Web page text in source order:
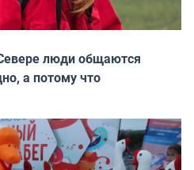
люди общаются
а потому что